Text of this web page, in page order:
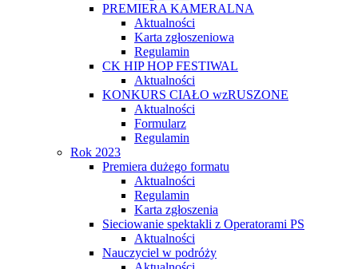
PREMIERA KAMERALNA
Aktualności
Karta zgłoszeniowa
Regulamin
CK HIP HOP FESTIWAL
Aktualności
KONKURS CIAŁO wzRUSZONE
Aktualności
Formularz
Regulamin
Rok 2023
Premiera dużego formatu
Aktualności
Regulamin
Karta zgłoszenia
Sieciowanie spektakli z Operatorami PS
Aktualności
Nauczyciel w podróży